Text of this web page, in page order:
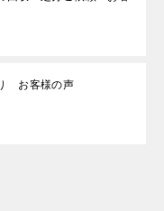
お客様の声